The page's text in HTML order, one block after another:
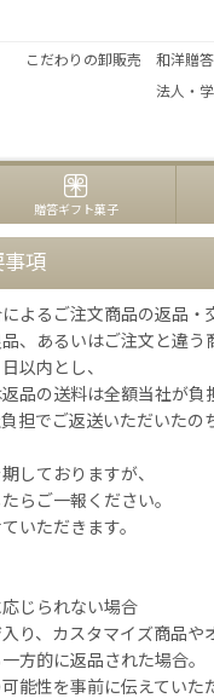
こだわりの卸販売 和洋贈
法人・
贈答ギフト菓子
項
よるご注文商品の返品・
、あるいはご注文と違
以内とし、
品の送料は全額当社が負
担でご返送いただいたの
しておりますが、
らご一報ください。
いただきます。
じられない場合
り、カスタマイズ商品や
方的に返品された場合。
能性を事前に伝えていた